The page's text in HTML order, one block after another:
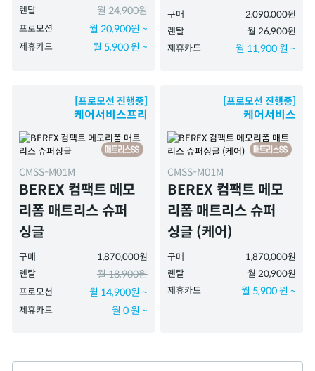
렌탈
월 24,900원
프로모션 월 20,900원 ~
제휴카드 월 5,900 원 ~
구매
2,090,000원
렌탈
월 26,900원
제휴카드
월 11,900 원 ~
[프로모션 진행중]
케어서비스프리
CMSS-M01M
BEREX 컴팩트 메모
리폼 매트리스 슈퍼
싱글
구매
1,870,000원
렌탈
월 18,900원
프로모션 월 14,900원 ~
제휴카드 월 0 원 ~
[프로모션 진행중]
케어서비스
CMSS-M01M
BEREX 컴팩트 메모
리폼 매트리스 슈퍼
싱글 (케어)
구매
1,870,000원
렌탈
월 20,900원
제휴카드
월 5,900 원 ~